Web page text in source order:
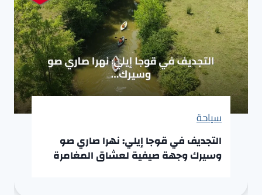
سياحة
التجديف في قوجا إيلي: نهرا صاري صو
وسيرك وجهة صيفية لعشاق المغامرة